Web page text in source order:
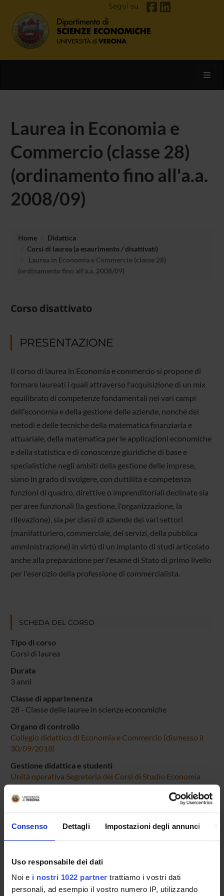
Consenso Dettagli Impostazioni degli annunci
Uso responsabile dei dati
Noi e i nostri 1022 partner trattiamo i vostri dati
personali, ad esempio il vostro numero IP, utilizzando
Segui su
Laurea in Economia e
Commercio (classe 28)
(ordinamento fino all'a.a.
2008/09)
Home
Didattica
Corsi di laurea (a esaurimento / disattivati)
Laurea in Economia e Commercio (classe 28)
(ordinamento fino all'a.a. 2008/09)
Corso disattivato
PRESENTAZIONE
Il corso di laurea in Economia e commercio si propone di
formare laureati i quali attraverso l'acquisizione di un mix
equilibrato di competenze fondamentali nei vari campi
dell'economia e della gestione delle aziende, nonché dei
metodi e delle tecniche della matematica finanziaria e
attuariale, della matematica per le applicazioni economiche
e della statistica e di conoscenze giuridiche di base e
specialistiche negli ambiti della gestione delle imprese,
siano in grado di svolgere, con duttilità e competenza
funzioni di quadro, direttive o imprenditoriali declinate sia
per aree funzionali (la gestione, l'organizzazione, la
rilevazione), sia per classi di aziende dei vari settori
(manifatturiero, commerciale, dei servizi, della pubblica
amministrazione) in virtù di un impianto di studi articolato
anche alla preparazione per l'esame di Stato di primo livello
per l'esercizio della professione di commercialista.
SCHEDA DEL CORSO
Tipo di corso
Corsi di laurea
Durata
3 anni
Classe di appartenenza
28 - Classe delle lauree in scienze economiche
Organo di controllo
Collegio didattico di Economia e Commercio (dismesso il
30/09/2018)
Gestione didattica e studenti
Unità operativa Segreteria dei Corsi di Studio Economia
Sede
VERONA
Dipartimento di riferimento
ManagementScienze Giuridiche
Macro area
Scienze Giuridiche ed Economiche